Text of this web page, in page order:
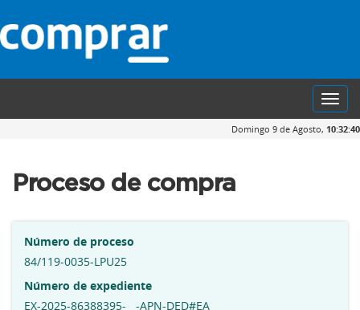
Domingo 9 de Agosto, 10:32:41
Proceso de compra
Número de proceso
84/119-0035-LPU25
Número de expediente
EX-2025-86388395- -APN-DED#EA